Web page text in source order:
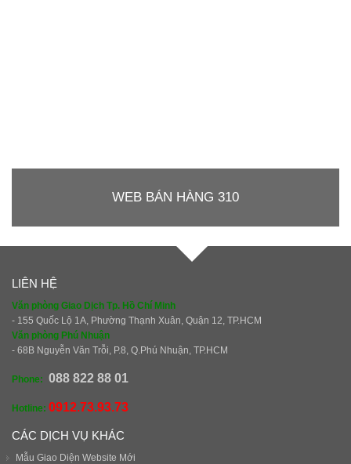
WEB BÁN HÀNG 310
LIÊN HỆ
Văn phòng Giao Dịch Tp. Hồ Chí Minh
- 155 Quốc Lộ 1A, Phường Thạnh Xuân, Quận 12, TP.HCM
Văn phòng Phú Nhuận
- 68B Nguyễn Văn Trỗi, P.8, Q.Phú Nhuận, TP.HCM
Phone: 088 822 88 01
Hotline: 0912.73.93.73
CÁC DỊCH VỤ KHÁC
Mẫu Giao Diện Website Mới